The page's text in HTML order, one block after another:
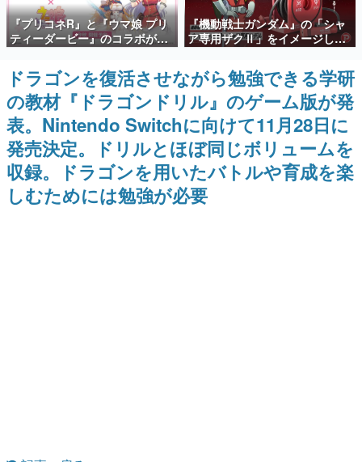
殿堂入り記事
SNS拡散数が数千以上！ ページビュー数万以上！ などな
ど。多くの人々に読まれた、電ファミ渾身の“殿堂入り”記
事をまとめました。
ゲームの企画書
名作ゲームクリエイターの方々に製作時のエピソードをお
聞きし、ヒットする企画（ゲーム）とは何か？を探ってい
きます。
赫本
この物語を解いてはいけない。『赫本』は、〈試験問題〉
の形をした短編ホラー小説集です。
新世代に訊く
『プリコネR』と『ウマ娘 プリ
ティーダービー』のコラボが決
定！“最大170連無料”の8.5周年
キャンペーンなども発表
『機動戦士ガンダム』の「シャ
ア専用ザクⅡ」をイメージした
散水ホースリールが予約開始。
本体にはシャアのパーソナルマ
ークやジオン公国軍のエンブレ
ム、型式番号などを配置
ドラゴンを復活させながら勉強できる学研
の教材『ドラゴンドリル』のゲーム版が発
表。Nintendo Switchに向けて11月28日に
発売決定。ドリルとほぼ同じボリュームを
収録。ドラゴンを用いたバトルや育成を楽
しむためには勉強が必要